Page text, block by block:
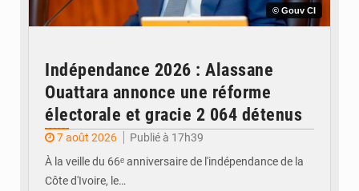
© Gouv CI
Indépendance 2026 : Alassane
Ouattara annonce une réforme
électorale et gracie 2 064 détenus
7 août 2026
Publié à 17h39
À la veille du 66ᵉ anniversaire de l'indépendance de la
Côte d'Ivoire, le…